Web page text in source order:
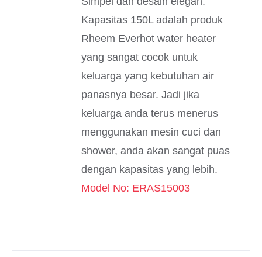
Kapasitas 150L adalah produk
Rheem Everhot water heater
yang sangat cocok untuk
keluarga yang kebutuhan air
panasnya besar. Jadi jika
keluarga anda terus menerus
menggunakan mesin cuci dan
shower, anda akan sangat puas
dengan kapasitas yang lebih.
Model No: ERAS15003